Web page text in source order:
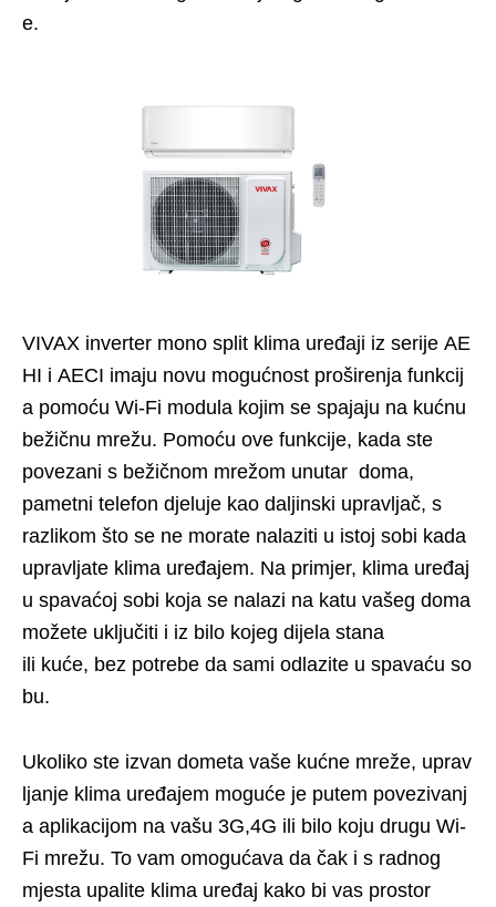
e.
VIVAX inverter mono split klima uređaji iz serije AE
HI i AECI imaju novu mogućnost proširenja funkcij
a pomoću Wi-Fi modula kojim se spajaju na kućnu
bežičnu mrežu. Pomoću ove funkcije, kada ste
povezani s bežičnom mrežom unutar doma,
pametni telefon djeluje kao daljinski upravljač, s
razlikom što se ne morate nalaziti u istoj sobi kada
upravljate klima uređajem. Na primjer, klima uređaj
u spavaćoj sobi koja se nalazi na katu vašeg doma
možete uključiti i iz bilo kojeg dijela stana
ili kuće, bez potrebe da sami odlazite u spavaću so
bu.
Ukoliko ste izvan dometa vaše kućne mreže, uprav
ljanje klima uređajem moguće je putem povezivanj
a aplikacijom na vašu 3G,4G ili bilo koju drugu Wi-
Fi mrežu. To vam omogućava da čak i s radnog
mjesta upalite klima uređaj kako bi vas prostor